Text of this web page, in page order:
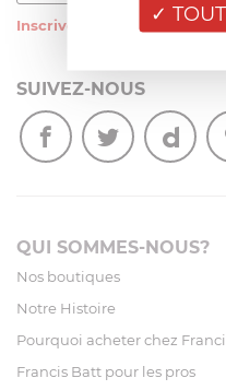
Inscrivez-vous à notre
SUIVEZ-NOUS
QUI SOMMES-NOUS?
Nos boutiques
Notre Histoire
Pourquoi acheter chez
Francis Batt pour les pros